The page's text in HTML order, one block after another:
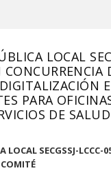
LOCAL
PARA
DE
LOCAL SECGSSJ-LCCC-